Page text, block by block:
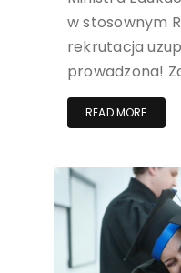
w stosownym
rekrutacja
prowadzona!
READ MORE